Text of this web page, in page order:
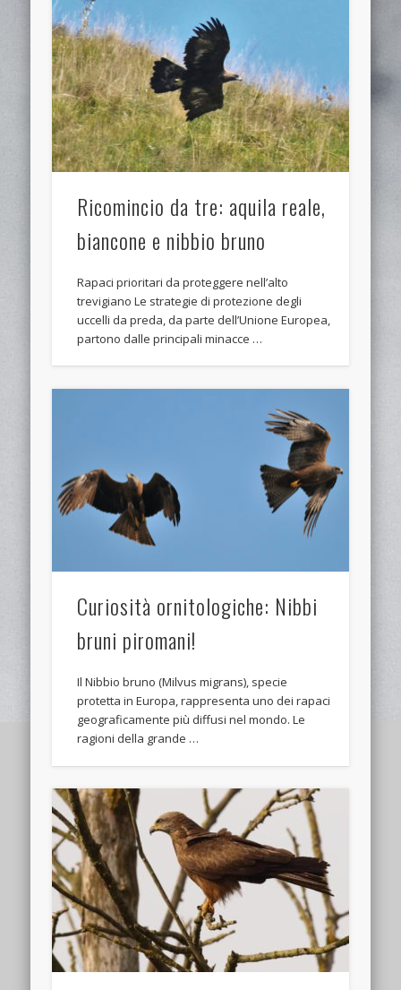
Ricomincio da tre: aquila reale,
biancone e nibbio bruno
Rapaci prioritari da proteggere nell’alto
trevigiano Le strategie di protezione degli
uccelli da preda, da parte dell’Unione Europea,
partono dalle principali minacce …
Curiosità ornitologiche: Nibbi
bruni piromani!
Il Nibbio bruno (Milvus migrans), specie
protetta in Europa, rappresenta uno dei rapaci
geograficamente più diffusi nel mondo. Le
ragioni della grande …